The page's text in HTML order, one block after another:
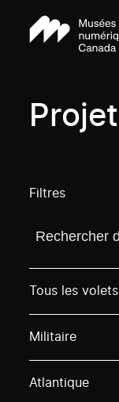
Filtres
Trouvez un
Tous les volets
Militaire
Atlantique